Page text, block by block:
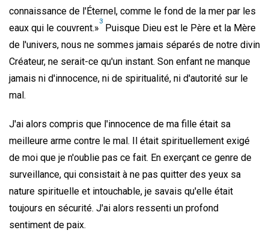
connaissance de l'Éternel, comme le fond de la mer par les
eaux qui le couvrent.»
3
Puisque Dieu est le Père et la Mère
de l'univers, nous ne sommes jamais séparés de notre divin
Créateur, ne serait-ce qu'un instant. Son enfant ne manque
jamais ni d'innocence, ni de spiritualité, ni d'autorité sur le
mal.
J'ai alors compris que l'innocence de ma fille était sa
meilleure arme contre le mal. Il était spirituellement exigé
de moi que je n'oublie pas ce fait. En exerçant ce genre de
surveillance, qui consistait à ne pas quitter des yeux sa
nature spirituelle et intouchable, je savais qu'elle était
toujours en sécurité. J'ai alors ressenti un profond
sentiment de paix.